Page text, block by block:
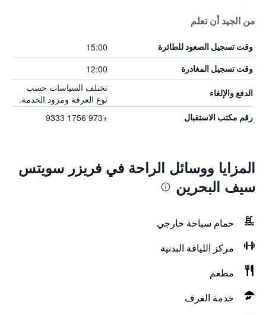
من الجيد أن تعلم
وقت تسجيل الصعود للطائرة 15:00
وقت تسجيل المغادرة 12:00
الدفع والإلغاء
تختلف السياسات حسب
نوع الغرفة ومزود الخدمة.
رقم مكتب الاستقبال +973 1756 9333
المزايا ووسائل الراحة في فريزر سويتس
سيف البحرين
حمام سباحة خارجي
مركز اللياقة البدنية
مطعم
خدمة الغرف